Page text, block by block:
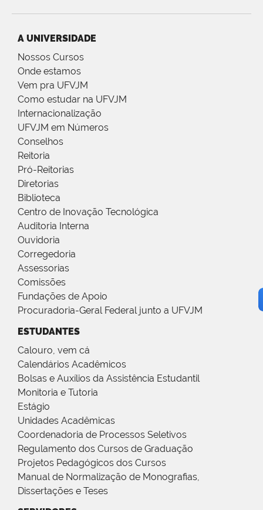
A UNIVERSIDADE
Nossos Cursos
Onde estamos
Vem pra UFVJM
Como estudar na UFVJM
Internacionalização
UFVJM em Números
Conselhos
Reitoria
Pró-Reitorias
Diretorias
Biblioteca
Centro de Inovação Tecnológica
Auditoria Interna
Ouvidoria
Corregedoria
Assessorias
Comissões
Fundações de Apoio
Procuradoria-Geral Federal junto a UFVJM
ESTUDANTES
Calouro, vem cá
Calendários Acadêmicos
Bolsas e Auxílios da Assistência Estudantil
Monitoria e Tutoria
Estágio
Unidades Acadêmicas
Coordenadoria de Processos Seletivos
Regulamento dos Cursos de Graduação
Projetos Pedagógicos dos Cursos
Manual de Normalização de Monografias,
Dissertações e Teses